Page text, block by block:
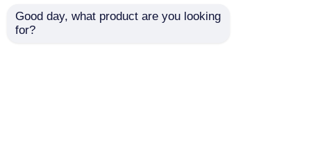
En iyi fiyat
En iyi fiyat
Good day, what product are you looking
for?